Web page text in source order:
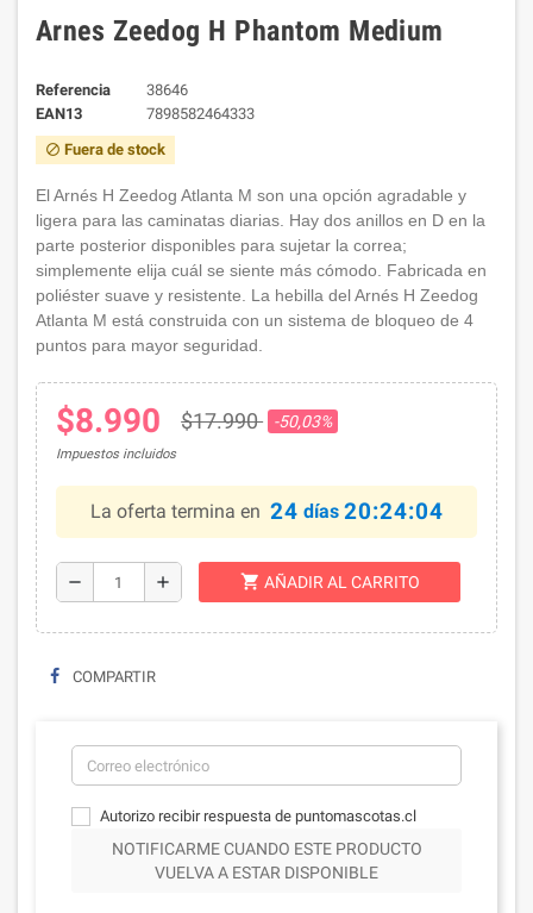
Arnes Zeedog H Phantom Medium
Referencia
38646
EAN13
7898582464333
block Fuera de stock
El Arnés H Zeedog Atlanta M son una opción agradable y
ligera para las caminatas diarias. Hay dos anillos en D en la
parte posterior disponibles para sujetar la correa;
simplemente elija cuál se siente más cómodo. Fabricada en
poliéster suave y resistente. La hebilla del Arnés H Zeedog
Atlanta M está construida con un sistema de bloqueo de 4
puntos para mayor seguridad.
$8.990 $17.990 -50,03%
Impuestos incluidos
La oferta termina en 24 días 20:24:04
remove add shopping_cart AÑADIR AL CARRITO
COMPARTIR
Autorizo recibir respuesta de puntomascotas.cl
NOTIFICARME CUANDO ESTE PRODUCTO
VUELVA A ESTAR DISPONIBLE